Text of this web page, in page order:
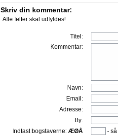
Skriv din kommentar:
Alle felter skal udfyldes!
Titel:
Kommentar:
Navn:
Email:
Adresse:
By:
Indtast bogstaverne: ÆØÅ -